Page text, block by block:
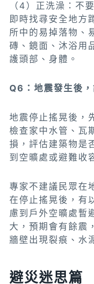
（4）正洗澡：不
即時找尋安全地方
所中的易掉落物、
磚、鏡面、沐浴用
護頭部、身體。
Q6：地震發生後，
地震停止搖晃後，
檢查家中水管、瓦
損，評估建築物是
到空曠處或避難收
專家不建議民眾在
在停止搖晃後，有
慮到戶外空曠處暫
大，預期會有餘震
牆壁出現裂痕、水
避災迷思篇